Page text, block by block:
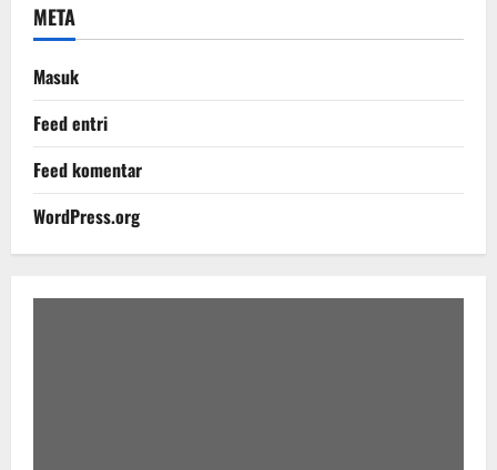
META
Masuk
Feed entri
Feed komentar
WordPress.org